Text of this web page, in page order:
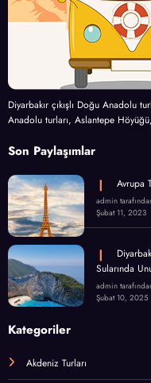
Diyarbakır çıkışlı Doğu Anadolu
Anadolu turları, Aslantepe
Son Paylaşımlar
Avrupa
admin
Şubat 11, 2023
Sularında
admin
Şubat 10, 2025
Kategoriler
Akdeniz Turları